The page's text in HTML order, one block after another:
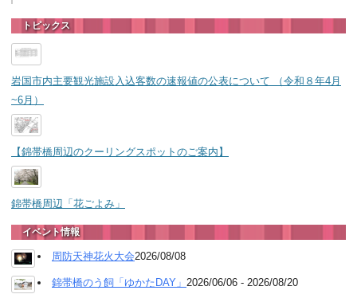
トピックス
岩国市内主要観光施設入込客数の速報値の公表について （令和８年4月
~6月）
【錦帯橋周辺のクーリングスポットのご案内】
錦帯橋周辺「花ごよみ」
イベント情報
周防天神花火大会2026/08/08
錦帯橋のう飼「ゆかたDAY」 2026/06/06 - 2026/08/20